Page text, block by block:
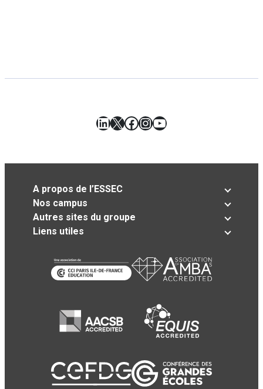
LinkedIn
X Facebook
Instagram
YouTube
A propos de l’ESSEC
Nos campus
Autres sites du groupe
Liens utiles